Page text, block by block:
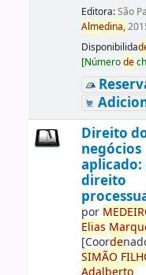
Editora:São
Almedina,
Disponibilida
[Númerode
Direito
negócios
aplicado:
direito
por MEDE
Elias
[Coorde
SIMÃO